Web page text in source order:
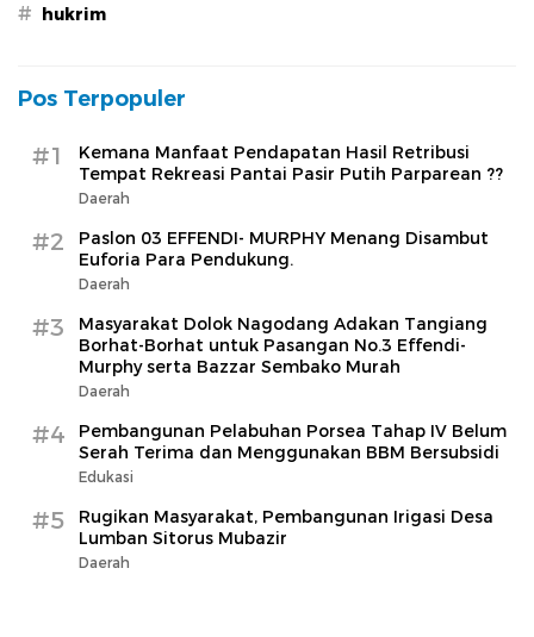
# hukrim
Pos Terpopuler
#1
Kemana Manfaat Pendapatan Hasil Retribusi
Tempat Rekreasi Pantai Pasir Putih Parparean ??
Daerah
#2
Paslon 03 EFFENDI- MURPHY Menang Disambut
Euforia Para Pendukung.
Daerah
#3
Masyarakat Dolok Nagodang Adakan Tangiang
Borhat-Borhat untuk Pasangan No.3 Effendi-
Murphy serta Bazzar Sembako Murah
Daerah
#4
Pembangunan Pelabuhan Porsea Tahap IV Belum
Serah Terima dan Menggunakan BBM Bersubsidi
Edukasi
#5
Rugikan Masyarakat, Pembangunan Irigasi Desa
Lumban Sitorus Mubazir
Daerah